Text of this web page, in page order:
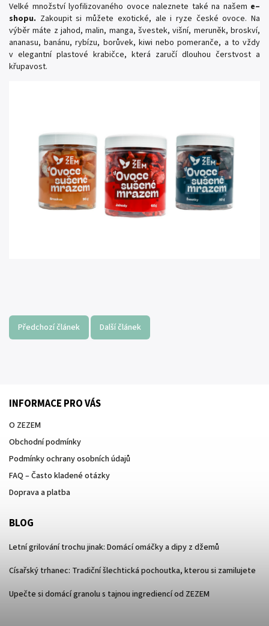
Velké množství lyofilizovaného ovoce naleznete také na našem e–
shopu. Zakoupit si můžete exotické, ale i ryze české ovoce. Na
výběr máte z jahod, malin, manga, švestek, višní, meruněk, broskví,
ananasu, banánu, rybízu, borůvek, kiwi nebo pomeranče, a to vždy
v elegantní plastové krabičce, která zaručí dlouhou čerstvost a
křupavost.
Předchozí článek Další článek
INFORMACE PRO VÁS
O ZEZEM
Obchodní podmínky
Podmínky ochrany osobních údajů
FAQ – Často kladené otázky
Doprava a platba
BLOG
Letní grilování trochu jinak: Domácí omáčky a dipy z džemů
Císařský trhanec: Tradiční šlechtická pochoutka, kterou si zamilujete
Upečte si domácí granolu s tajnou ingrediencí od ZEZEM